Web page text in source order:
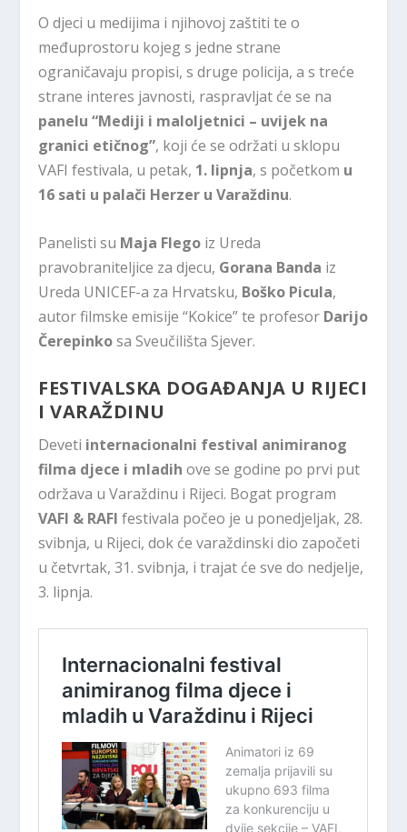
O djeci u medijima i njihovoj zaštiti te o
međuprostoru kojeg s jedne strane
ograničavaju propisi, s druge policija, a s treće
strane interes javnosti, raspravljat će se na
panelu “Mediji i maloljetnici – uvijek na
granici etičnog”, koji će se održati u sklopu
VAFI festivala, u petak, 1. lipnja, s početkom u
16 sati u palači Herzer u Varaždinu.
Panelisti su Maja Flego iz Ureda
pravobraniteljice za djecu, Gorana Banda iz
Ureda UNICEF-a za Hrvatsku, Boško Picula,
autor filmske emisije “Kokice” te profesor Darijo
Čerepinkosa Sveučilišta Sjever.
FESTIVALSKA DOGAĐANJA U RIJECI
I VARAŽDINU
Deveti internacionalni festival animiranog
filma djece i mladih ove se godine po prvi put
održava u Varaždinu i Rijeci. Bogat program
VAFI & RAFI festivala počeo je u ponedjeljak, 28.
svibnja, u Rijeci, dok će varaždinski dio započeti
u četvrtak, 31. svibnja, i trajat će sve do nedjelje,
3. lipnja.